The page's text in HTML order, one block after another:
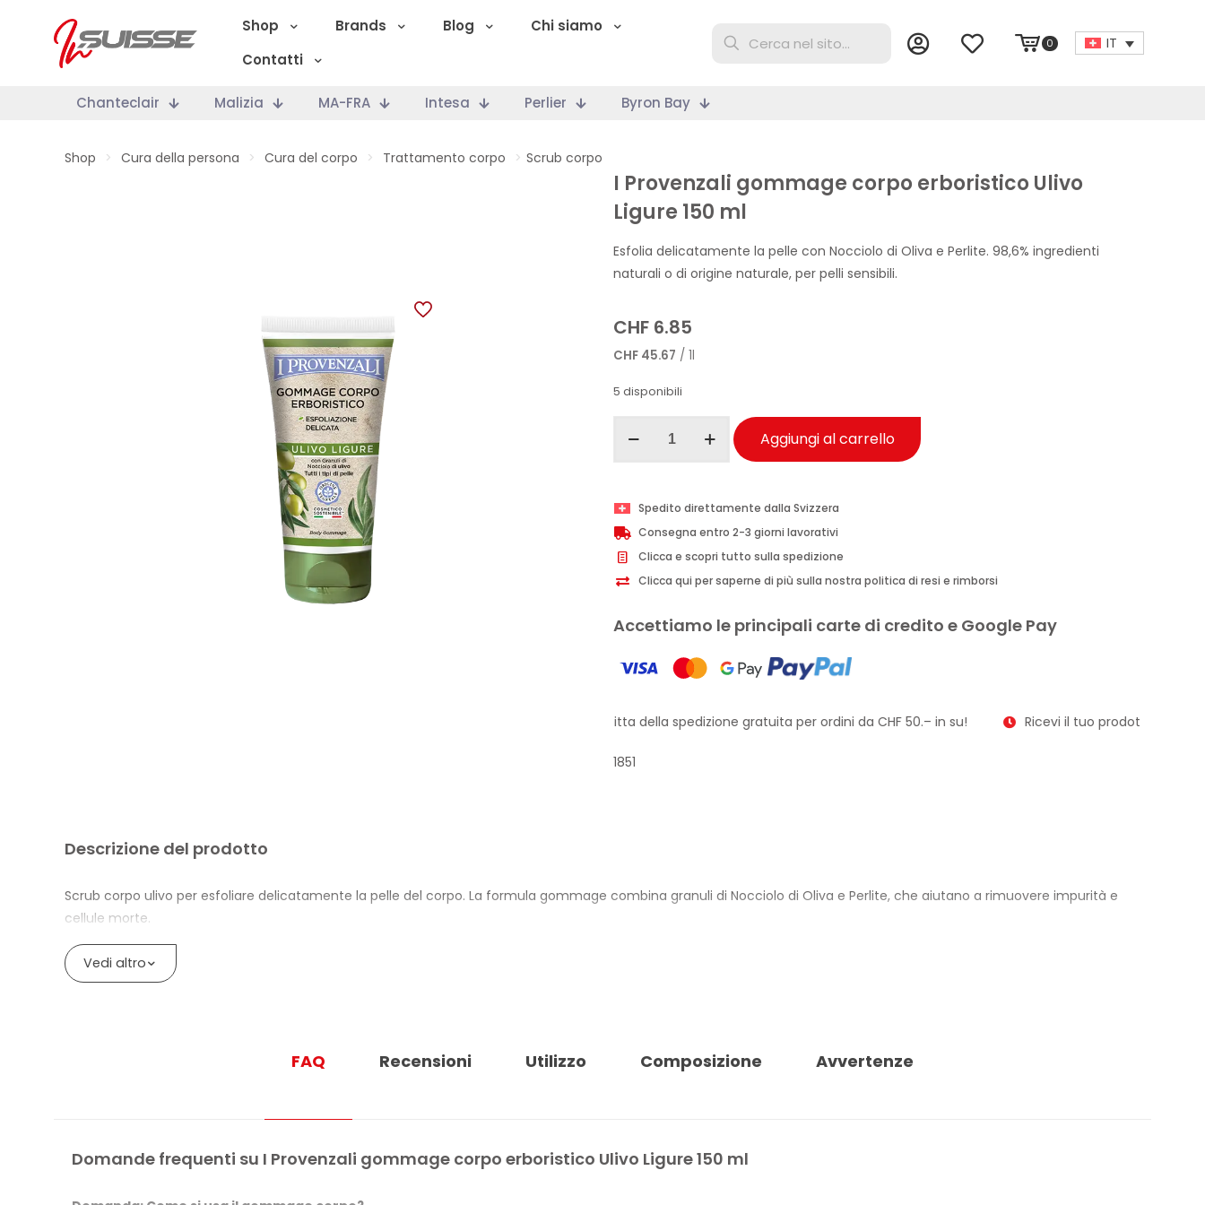
Shop Brands Blog
Chi siamo
Contatti
0 IT
Chanteclair Malizia MA-FRA Intesa Perlier Byron Bay
Shop > Cura della persona > Cura del corpo > Trattamento corpo > Scrub corpo
I Provenzali gommage corpo erboristico Ulivo
Ligure 150 ml
Esfolia delicatamente la pelle con Nocciolo di Oliva e Perlite. 98,6% ingredienti
naturali o di origine naturale, per pelli sensibili.
CHF 6.85
CHF 45.67 / 1l
5 disponibili
Provenzali
erboristico
Ulivo
Ligure
150
quantità
Aggiungi al carrello
Spedito direttamente dalla Svizzera
Consegna entro 2-3 giorni lavorativi
Clicca e scopri tutto sulla spedizione
Clicca qui per saperne di più sulla nostra politica di resi e rimborsi
Accettiamo le principali carte di credito e Google Pay
Approfitta della spedizione gratuita per ordini da CHF 50.– in su! Ricevi il tuo prodotto in soli
1851
Descrizione del prodotto
Scrub corpo ulivo per esfoliare delicatamente la pelle del corpo. La formula gommage combina granuli di Nocciolo di Oliva e Perlite, che aiutano a rimuovere impurità e
cellule morte.
La texture cremosa contiene ingredienti derivati dall’Ulivo, tra cui Olio di Oliva Ligure, polvere di semi di Ulivo, estratti di Frutto e Foglia di Ulivo e Squalano. La formula
contiene anche Olio di Mandorle Dolci e Burro di Karité.
È 100% Vegan e Made in Italy. L’etichetta indica ingredienti del territorio, Perle di Liguria, e tubo ecologico con 65% plastica riciclata. Il formato è 150 ml.
Vedi altro
FAQ Recensioni Utilizzo Composizione Avvertenze
Domande frequenti su I Provenzali gommage corpo erboristico Ulivo Ligure 150 ml